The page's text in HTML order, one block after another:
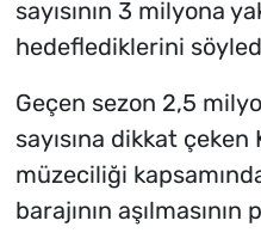
sayısının 3 milyona
hedeflediklerini
Geçen sezon 2,5
sayısına dikkat çeken
müzeciliği
barajının